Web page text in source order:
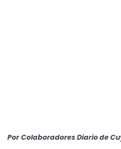
Por Colaboradores Diario de